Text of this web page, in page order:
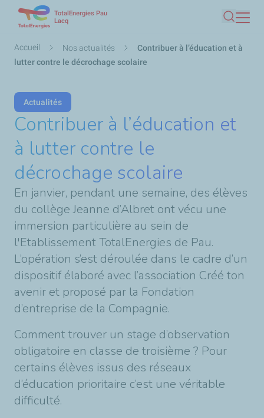
contenu
principal
TotalEnergies Pau
Lacq
Fil
d'Ariane
Accueil Nos actualités
Contribuer à l’éducation et à
lutter contre le décrochage scolaire
Actualités
Contribuer à l’éducation et
à lutter contre le
décrochage scolaire
En janvier, pendant une semaine, des élèves
du collège Jeanne d’Albret ont vécu une
immersion particulière au sein de
l'Etablissement TotalEnergies de Pau.
L’opération s’est déroulée dans le cadre d’un
dispositif élaboré avec l’association Créé ton
avenir et proposé par la Fondation
d’entreprise de la Compagnie.
Comment trouver un stage d’observation
obligatoire en classe de troisième ? Pour
certains élèves issus des réseaux
d’éducation prioritaire c’est une véritable
difficulté.